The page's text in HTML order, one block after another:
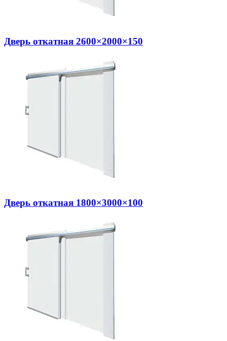
Дверь откатная 2600×2000×150
Дверь откатная 1800×3000×100